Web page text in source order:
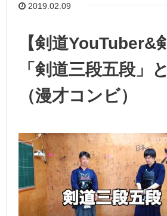
2019.02.09
【剣道YouTuber&
「剣道三段五段」
（漫才コンビ）